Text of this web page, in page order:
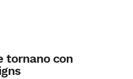
tornano con